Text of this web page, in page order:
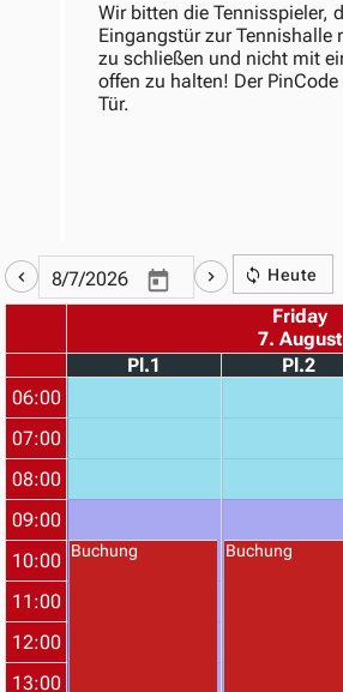
Wir bitten die Tennisspieler,
Eingangstür zur Tennishalle
zu schließen und nicht mit
offen zu halten! Der
Tür.
Heute
Friday
7. August
Pl.1
Pl.2
06:00
07:00
08:00
09:00
10:00
11:00
12:00
13:00
Buchung Buchung